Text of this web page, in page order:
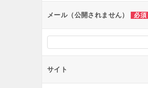
ン
メール（公開されません） 必須
サイト